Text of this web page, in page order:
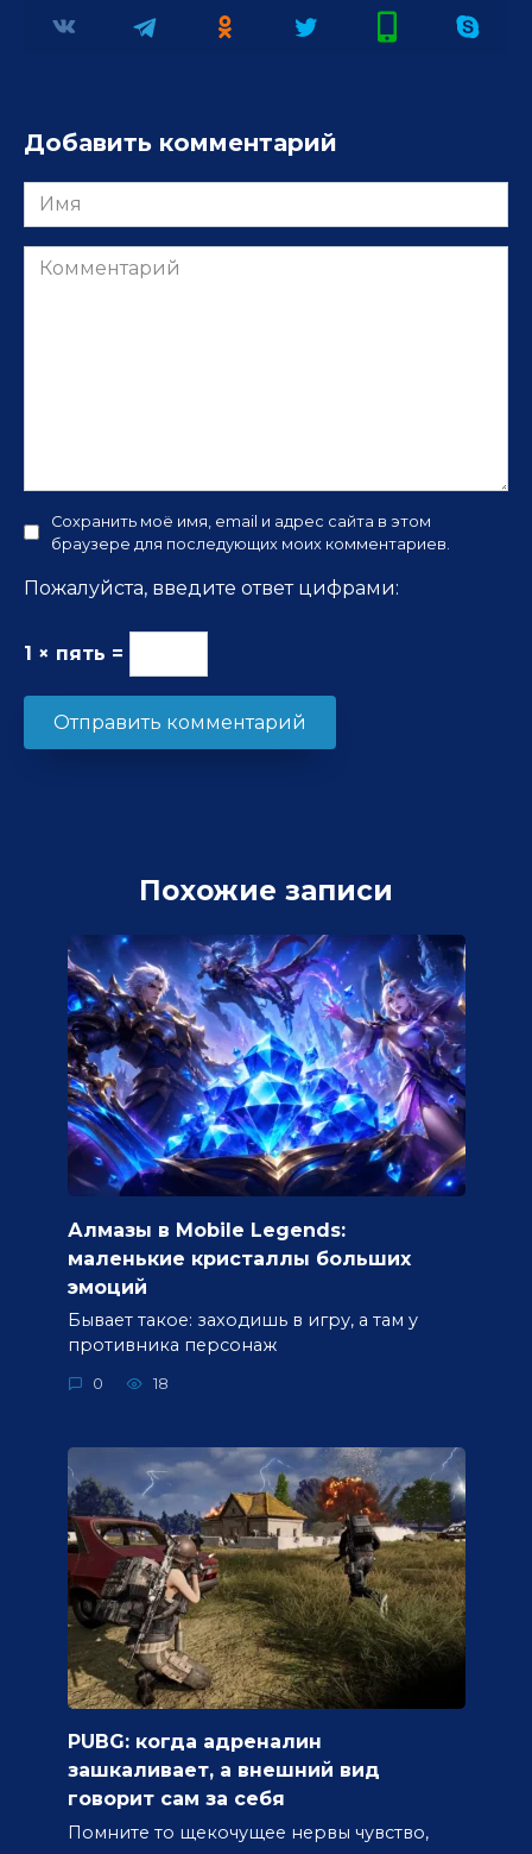
Добавить комментарий
Имя
Комментарий
Сохранить моё имя, email и адрес сайта в этом
браузере для последующих моих комментариев.
Пожалуйста, введите ответ цифрами:
1 × пять =
Похожие записи
Алмазы в Mobile Legends:
маленькие кристаллы больших
эмоций
Бывает такое: заходишь в игру, а там у
противника персонаж
0 18
PUBG: когда адреналин
зашкаливает, а внешний вид
говорит сам за себя
Помните то щекочущее нервы чувство,